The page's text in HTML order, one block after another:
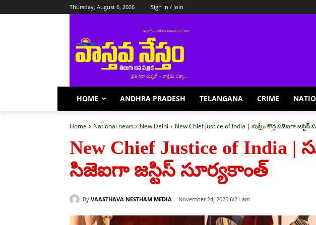
Thursday, August 6, 2026 Sign in / Join
HOME ANDHRA PRADESH TELANGANA CRIME
Home National news New Delhi New Chief Justice of India | సుప్రీం కొత్త సిజెఐగా జ‌స్టిస్
New Chief Justice of India |
సిజెఐగా జ‌స్టిస్ సూర్య‌కాంత్
By VAASTHAVA NESTHAM MEDIA November 24, 2025 6:21 am